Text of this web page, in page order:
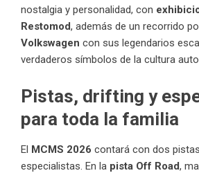
nostalgia y personalidad, con
Restomod, además de un recorrido
Volkswagen con sus legendarios
verdaderos símbolos de la cultura
Pistas, drifting y
para toda la familia
El MCMS 2026 contará con dos
especialistas. En la pista Off Road,